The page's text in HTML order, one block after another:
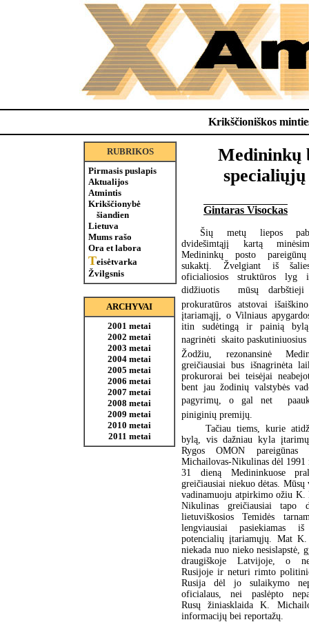
Krikščioniškos
RUBRIKOS
Pirmasis puslapis
Aktualijos
Atmintis
Krikščionybė
šiandien
Lietuva
Mums rašo
Ora et labora
Teisėtvarka
Žvilgsnis
ARCHYVAI
2001 metai
2002 metai
2003 metai
2004 metai
2005 metai
2006 metai
2007 metai
2008 metai
2009 metai
2010 metai
2011 metai
Medininkų
Gintaras Visockas
Šių metų liepos
dvidešimtąjį kartą
Medininkų posto
sukaktį. Žvelgiant iš
oficialiosios struktūros
didžiuotis  mūsų darbštieji
prokuratūros atstovai
įtariamąjį, o Vilniaus
itin sudėtingą ir painią
nagrinėti  skaito
Žodžiu, rezonansinė
greičiausiai bus išnagrinėta
prokurorai bei teisėjai
bent jau žodinių valstybės
pagyrimų, o gal net 
piniginių premijų.
Tačiau tiems, kurie
bylą, vis dažniau kyla
Rygos OMON pareigūnas
Michailovas-Nikulinas dėl
31 dieną Medininkuose
greičiausiai niekuo dėtas.
vadinamuoju atpirkimo ožiu K.
Nikulinas greičiausiai tapo
lietuviškosios Temidės
lengviausiai pasiekiamas
potencialių įtariamųjų. Mat K.
niekada nuo nieko nesislapstė,
draugiškoje Latvijoje, o
Rusijoje ir neturi rimto
Rusija dėl jo sulaikymo
oficialaus, nei paslėpto
Rusų žiniasklaida K.
informacijų bei reportažų.